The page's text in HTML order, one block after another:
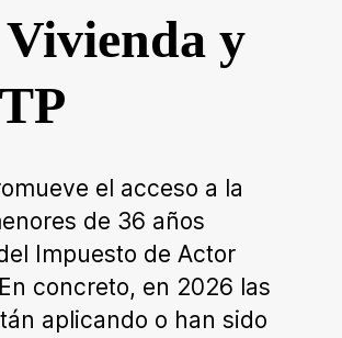
y
el acceso a la
de 36 años
Impuesto de Actor
concreto, en 2026 las
aplicando o han sido